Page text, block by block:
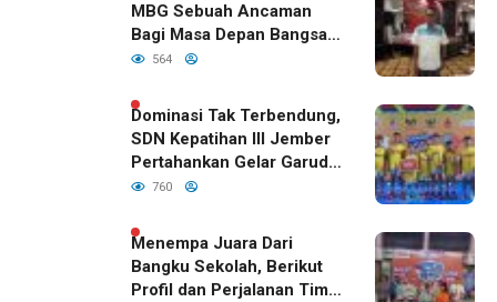
MBG Sebuah Ancaman
Bagi Masa Depan Bangsa
Indonesia
564
Dominasi Tak Terbendung,
SDN Kepatihan III Jember
Pertahankan Gelar Garuda
Cup 2026
760
Menempa Juara Dari
Bangku Sekolah, Berikut
Profil dan Perjalanan Tim